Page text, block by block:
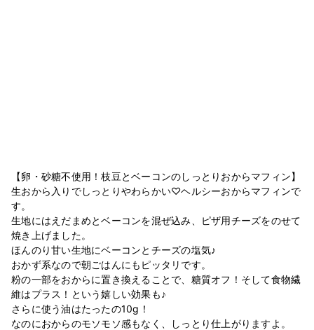
【卵・砂糖不使用！枝豆とベーコンのしっとりおからマフィン】
生おから入りでしっとりやわらかい♡ヘルシーおからマフィンで
す。
生地にはえだまめとベーコンを混ぜ込み、ピザ用チーズをのせて
焼き上げました。
ほんのり甘い生地にベーコンとチーズの塩気♪
おかず系なので朝ごはんにもピッタリです。
粉の一部をおからに置き換えることで、糖質オフ！そして食物繊
維はプラス！という嬉しい効果も♪
さらに使う油はたったの10g！
なのにおからのモソモソ感もなく、しっとり仕上がりますよ。